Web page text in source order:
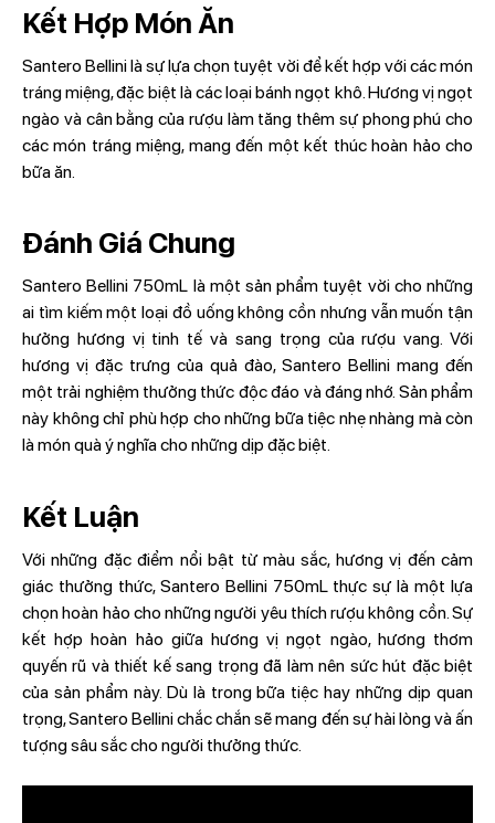
Kết Hợp Món Ăn
Santero Bellini là sự lựa chọn tuyệt vời để kết hợp với các món
tráng miệng, đặc biệt là các loại bánh ngọt khô. Hương vị ngọt
ngào và cân bằng của rượu làm tăng thêm sự phong phú cho
các món tráng miệng, mang đến một kết thúc hoàn hảo cho
bữa ăn.
Đánh Giá Chung
Santero Bellini 750mL là một sản phẩm tuyệt vời cho những
ai tìm kiếm một loại đồ uống không cồn nhưng vẫn muốn tận
hưởng hương vị tinh tế và sang trọng của rượu vang. Với
hương vị đặc trưng của quả đào, Santero Bellini mang đến
một trải nghiệm thưởng thức độc đáo và đáng nhớ. Sản phẩm
này không chỉ phù hợp cho những bữa tiệc nhẹ nhàng mà còn
là món quà ý nghĩa cho những dịp đặc biệt.
Kết Luận
Với những đặc điểm nổi bật từ màu sắc, hương vị đến cảm
giác thưởng thức, Santero Bellini 750mL thực sự là một lựa
chọn hoàn hảo cho những người yêu thích rượu không cồn. Sự
kết hợp hoàn hảo giữa hương vị ngọt ngào, hương thơm
quyến rũ và thiết kế sang trọng đã làm nên sức hút đặc biệt
của sản phẩm này. Dù là trong bữa tiệc hay những dịp quan
trọng, Santero Bellini chắc chắn sẽ mang đến sự hài lòng và ấn
tượng sâu sắc cho người thưởng thức.